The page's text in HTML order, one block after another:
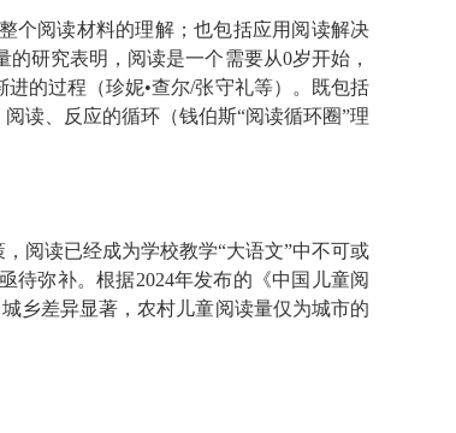
个阅读材料的理解；也包括应用阅读解决
研究表明，阅读是一个需要从0岁开始，
的过程（珍妮•查尔/张守礼等）。既包括
读、反应的循环（钱伯斯“阅读循环圈”理
阅读已经成为学校教学“大语文”中不可或
待弥补。根据2024年发布的 《中国儿童阅
乡差异显著，农村儿童阅读量仅为城市的